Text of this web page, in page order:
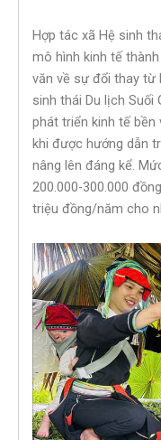
Hợp tác xã Hệ sinh
mô hình kinh tế
văn về sự đổi thay từ
sinh thái Du lịch Suối
phát triển kinh tế
khi được hướng dẫn
nâng lên đáng kể.
200.000-300.000
triệu đồng/năm cho